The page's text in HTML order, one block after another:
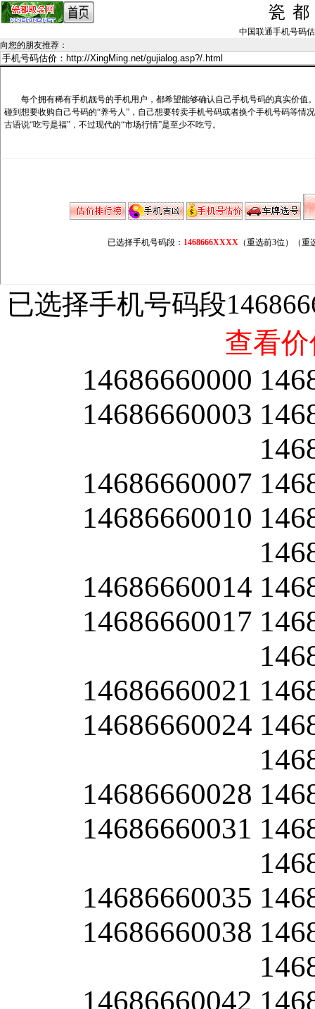
瓷
中国联通手机号码
向您的朋友推荐 ：
每个拥有稀有手机靓号的手机用户，都希望能够确认自己手机号码的真实价值
碰到想要收购自己号码的“养号人”，自己想要转卖手机号码或者换个手机号码等情
古语说“吃亏是福”，不过现代的“市场行情”是至少不吃亏。
已选择手机号码段： 1468666XXXX （重选前3位） （
已选择手机号码段
查看
14686660000
14686660003
14686660007
14686660010
14686660014
14686660017
14686660021
14686660024
14686660028
14686660031
14686660035
14686660038
14686660042